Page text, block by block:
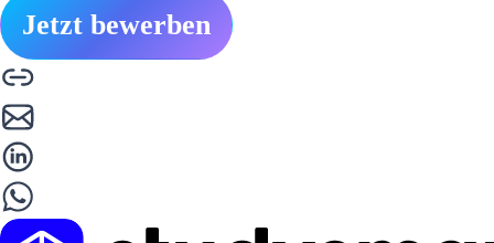
Jetzt bewerben